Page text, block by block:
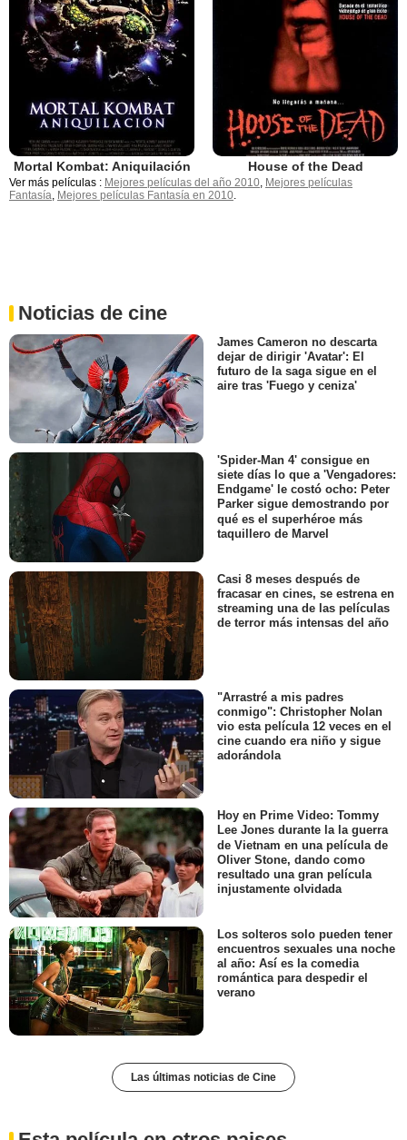
Mortal Kombat: Aniquilación House of the Dead
Ver más películas : Mejores películas del año 2010, Mejores películas
Fantasía, Mejores películas Fantasía en 2010.
Noticias de cine
James Cameron no descarta
dejar de dirigir 'Avatar': El
futuro de la saga sigue en el
aire tras 'Fuego y ceniza'
'Spider-Man 4' consigue en
siete días lo que a 'Vengadores:
Endgame' le costó ocho: Peter
Parker sigue demostrando por
qué es el superhéroe más
taquillero de Marvel
Casi 8 meses después de
fracasar en cines, se estrena en
streaming una de las películas
de terror más intensas del año
"Arrastré a mis padres
conmigo": Christopher Nolan
vio esta película 12 veces en el
cine cuando era niño y sigue
adorándola
Hoy en Prime Video: Tommy
Lee Jones durante la la guerra
de Vietnam en una película de
Oliver Stone, dando como
resultado una gran película
injustamente olvidada
Los solteros solo pueden tener
encuentros sexuales una noche
al año: Así es la comedia
romántica para despedir el
verano
Las últimas noticias de Cine